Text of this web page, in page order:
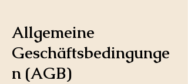
Allgemeine
Geschäftsbedingunge
n (AGB)